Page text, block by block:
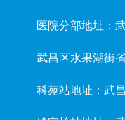
医院分部地址：
武昌区水果湖街
科苑站地址：武